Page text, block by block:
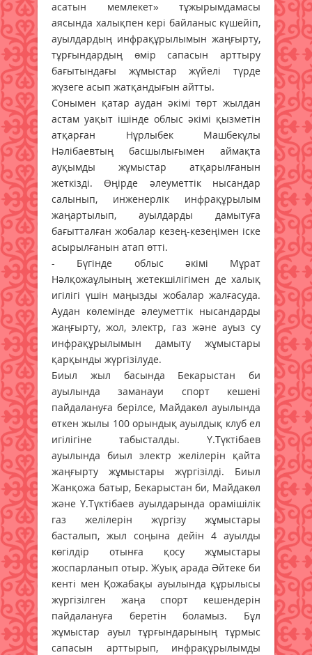
асатын мемлекет» тұжырымдамасы
аясында халықпен кері байланыс күшейіп,
ауылдардың инфрақұрылымын жаңғырту,
тұрғындардың өмір сапасын арттыру
бағытындағы жұмыстар жүйелі түрде
жүзеге асып жатқандығын айтты.
Сонымен қатар аудан әкімі төрт жылдан
астам уақыт ішінде облыс әкімі қызметін
атқарған Нұрлыбек Машбекұлы
Нәлібаевтың басшылығымен аймақта
ауқымды жұмыстар атқарылғанын
жеткізді. Өңірде әлеуметтік нысандар
салынып, инженерлік инфрақұрылым
жаңартылып, ауылдарды дамытуға
бағытталған жобалар кезең-кезеңімен іске
асырылғанын атап өтті.
- Бүгінде облыс әкімі Мұрат
Нәлқожаұлының жетекшілігімен де халық
игілігі үшін маңызды жобалар жалғасуда.
Аудан көлемінде әлеуметтік нысандарды
жаңғырту, жол, электр, газ және ауыз су
инфрақұрылымын дамыту жұмыстары
қарқынды жүргізілуде.
Биыл жыл басында Бекарыстан би
ауылында заманауи спорт кешені
пайдалануға берілсе, Майдакөл ауылында
өткен жылы 100 орындық ауылдық клуб ел
игілігіне табысталды. Ү.Түктібаев
ауылында биыл электр желілерін қайта
жаңғырту жұмыстары жүргізілді. Биыл
Жанқожа батыр, Бекарыстан би, Майдакөл
және Ү.Түктібаев ауылдарында орамішілік
газ желілерін жүргізу жұмыстары
басталып, жыл соңына дейін 4 ауылды
көгілдір отынға қосу жұмыстары
жоспарланып отыр. Жуық арада Әйтеке би
кенті мен Қожабақы ауылында құрылысы
жүргізілген жаңа спорт кешендерін
пайдалануға беретін боламыз. Бұл
жұмыстар ауыл тұрғындарының тұрмыс
сапасын арттырып, инфрақұрылымды